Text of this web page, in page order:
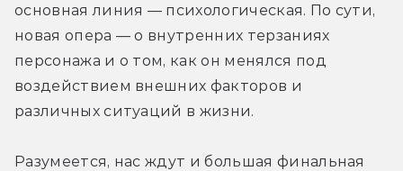
основная линия — психологическая. По сути,
новая опера — о внутренних терзаниях
персонажа и о том, как он менялся под
воздействием внешних факторов и
различных ситуаций в жизни.
Разумеется, нас ждут и большая финальная